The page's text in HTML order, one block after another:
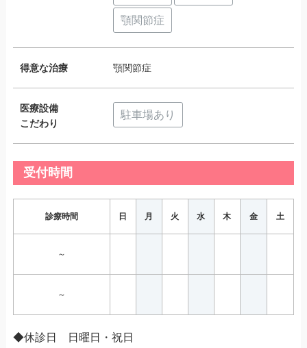
顎関節症
得意な治療 顎関節症
医療設備
こだわり
駐車場あり
受付時間
診療時間 日 月 火 水 木 金 土
～
～
◆休診日 日曜日・祝日